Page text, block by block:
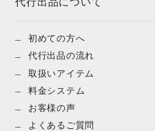
初めての方へ
代行出品の流れ
取扱いアイテム
料金システム
お客様の声
よくあるご質問